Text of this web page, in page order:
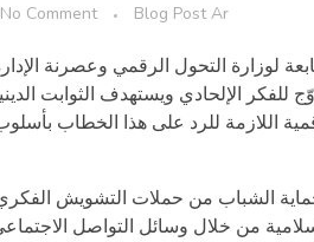
No Comment Blog Post Ar
الإلحادي ويستهدف الثوابت
اللازمة للرد على هذا الخطاب
الشباب من حملات التشويش